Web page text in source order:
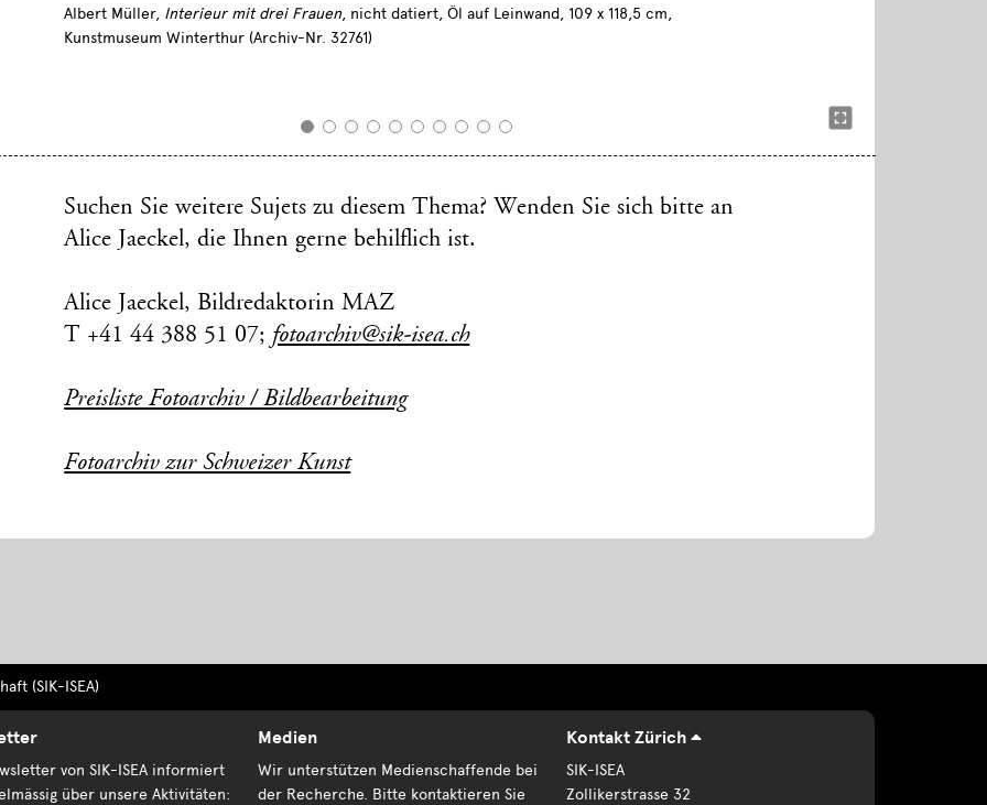
Albert Müller, Interieur mit drei Frauen, nicht datiert, Öl auf Leinwand, 109 x 118,5 cm,
Kunstmuseum Winterthur (Archiv-Nr. 32761)
Suchen Sie weitere Sujets zu diesem Thema? Wenden Sie sich bitte an
Alice Jaeckel, die Ihnen gerne behilflich ist.
Alice Jaeckel, Bildredaktorin MAZ
T +41 44 388 51 07; fotoarchiv@sik-isea.ch
Preisliste Fotoarchiv / Bildbearbeitung
Fotoarchiv zur Schweizer Kunst
(SIK-ISEA)
von SIK-ISEA informiert
über unsere Aktivitäten:
Medien
Wir unterstützen Medienschaffende bei
der Recherche. Bitte kontaktieren Sie
Kontakt Zürich
SIK-ISEA
Zollikerstrasse 32